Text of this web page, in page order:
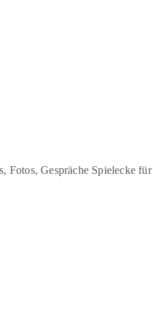
Gespräche Spielecke